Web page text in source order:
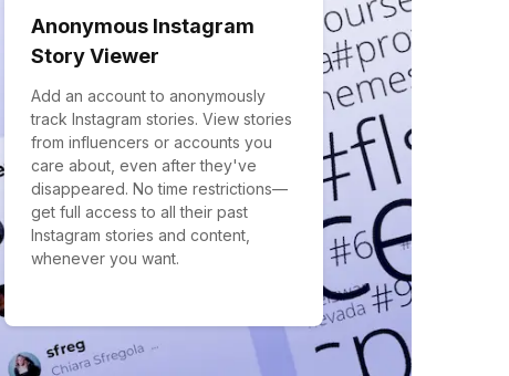
Anonymous Instagram
Story Viewer
Add an account to anonymously
track Instagram stories. View stories
from influencers or accounts you
care about, even after they've
disappeared. No time restrictions—
get full access to all their past
Instagram stories and content,
whenever you want.